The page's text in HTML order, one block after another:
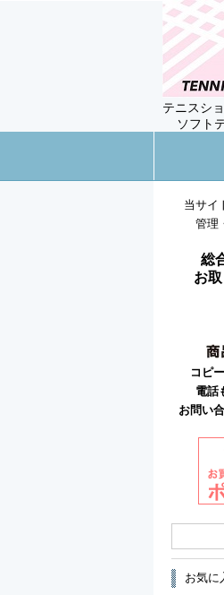
テニスシ
ソフト
当サイ
管理
総
お
コピ
電話
お問い
お気に